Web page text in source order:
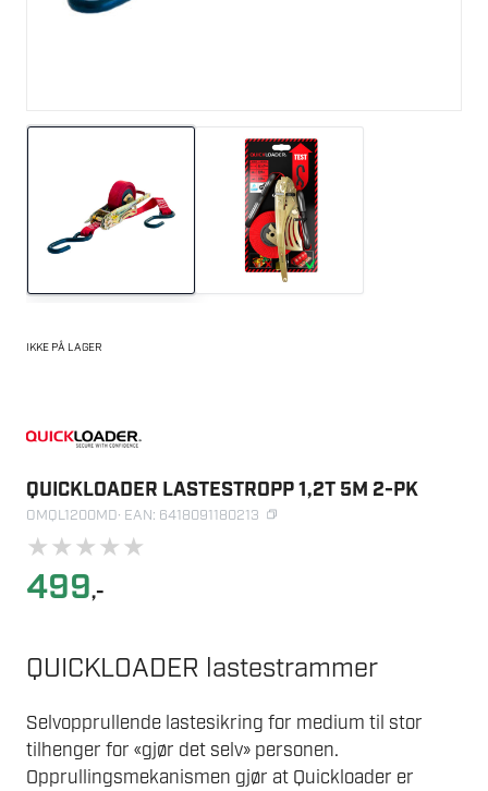
IKKE PÅ LAGER
QUICKLOADER LASTESTROPP 1,2T 5M 2-PK
OMQL1200MD· EAN: 6418091180213
★★★★★
499,-
QUICKLOADER lastestrammer
Selvopprullende lastesikring for medium til stor
tilhenger for «gjør det selv» personen.
Opprullingsmekanismen gjør at Quickloader er